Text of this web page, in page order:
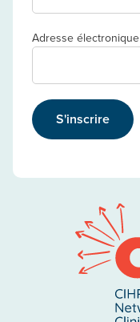
Adresse électronique
S'inscrire